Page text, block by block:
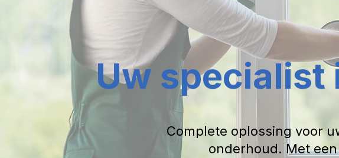
Uw
Complete oplossing voor
onderhoud. Met